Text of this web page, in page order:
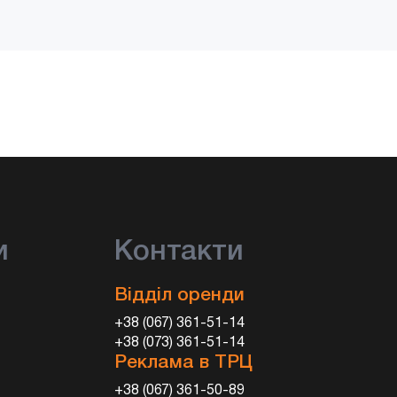
Контакти
Відділ оренди
+38 (067) 361-51-14
+38 (073) 361-51-14
Реклама в ТРЦ
+38 (067) 361-50-89